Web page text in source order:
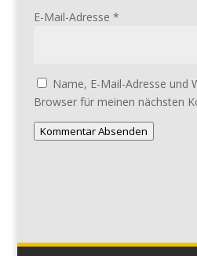
E-Mail-Adresse *
Name, E-Mail-Adresse und
Browser für meinen nächsten
Kommentar Absenden